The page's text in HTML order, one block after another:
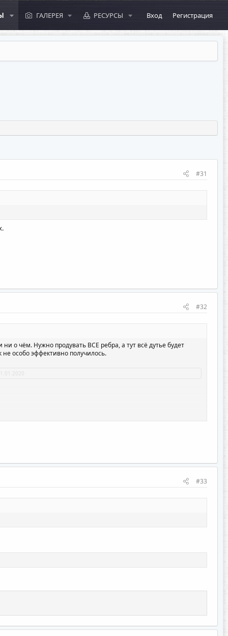
ГАЛЕРЕЯ РЕСУРСЫ Вход Регистрация
#31
#32
о чём. Нужно продувать ВСЕ ребра, а тут всё дутье будет
не особо эффективно получилось.
#33